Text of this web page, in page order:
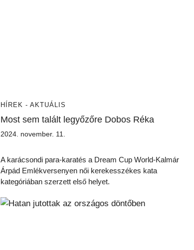
HÍREK - AKTUÁLIS
Most sem talált legyőzőre Dobos Réka
2024. november. 11.
A karácsondi para-karatés a Dream Cup World-Kalmár
Árpád Emlékversenyen női kerekesszékes kata
kategóriában szerzett első helyet.